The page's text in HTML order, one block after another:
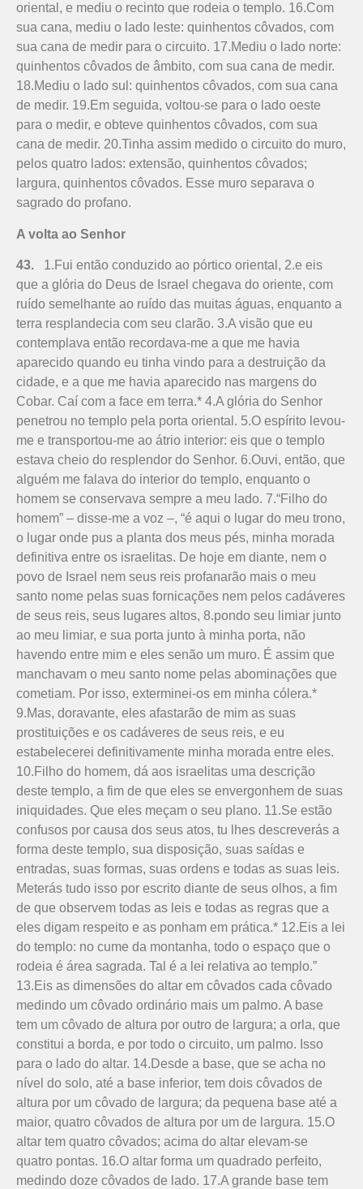
oriental, e mediu o recinto que rodeia o templo. 16.Com
sua cana, mediu o lado leste: qui­nhentos côvados, com
sua cana de medir para o circuito. 17.Mediu o lado norte:
quinhentos côvados de âmbito, com sua cana de medir.
18.Mediu o lado sul: qui­nhentos côvados, com sua cana
de medir. 19.Em seguida, voltou-se para o lado oeste
para o medir, e obteve quinhentos côvados, com sua
cana de medir. 20.Tinha assim medido o circuito do muro,
pelos quatro lados: extensão, quinhentos côvados;
largura, quinhentos côvados. Esse muro separava o
sagrado do profano.
A volta ao Senhor
43. 1.Fui então conduzido ao pórtico oriental, 2.e eis
que a glória do Deus de Israel chegava do oriente, com
ruído semelhante ao ruído das muitas águas, enquanto a
terra resplandecia com seu clarão. 3.A visão que eu
contemplava então recordava-me a que me havia
aparecido quando eu tinha vindo para a destruição da
cidade, e a que me havia aparecido nas margens do
Cobar. Caí com a face em terra.* 4.A glória do Senhor
penetrou no templo pela porta oriental. 5.O espírito levou-
me e transportou-me ao átrio interior: eis que o templo
estava cheio do resplendor do Se­nhor. 6.Ouvi, então, que
alguém me falava do interior do templo, enquanto o
homem se conservava sempre a meu lado. 7.“Filho do
homem” – disse-me a voz –, “é aqui o lugar do meu trono,
o lugar onde pus a planta dos meus pés, minha morada
definitiva entre os israelitas. De hoje em diante, nem o
povo de Israel nem seus reis profanarão mais o meu
santo nome pelas suas fornicações nem pelos cadáveres
de seus reis, seus lugares altos, 8.pondo seu limiar junto
ao meu limiar, e sua porta junto à minha porta, não
havendo entre mim e eles senão um muro. É assim que
manchavam o meu santo nome pelas abominações que
cometiam. Por isso, exterminei-os em minha cólera.*
9.Mas, doravante, eles afastarão de mim as suas
prostituições e os cadáveres de seus reis, e eu
estabelecerei definitivamente minha morada entre eles.
10.Filho do homem, dá aos israelitas uma descrição
deste templo, a fim de que eles se envergonhem de suas
iniquidades. Que eles meçam o seu plano. 11.Se estão
confusos por causa dos seus atos, tu lhes descreverás a
forma deste templo, sua disposição, suas saídas e
entradas, suas formas, suas ordens e todas as suas leis.
Meterás tudo isso por escrito diante de seus olhos, a fim
de que observem todas as leis e todas as regras que a
eles digam respeito e as ponham em prática.* 12.Eis a lei
do templo: no cume da montanha, todo o espaço que o
rodeia é área sagrada. Tal é a lei relativa ao templo.”
13.Eis as dimensões do altar em côvados cada côvado
medindo um côvado ordinário mais um palmo. A base
tem um côvado de altura por outro de largura; a orla, que
constitui a borda, e por todo o circuito, um palmo. Isso
para o lado do altar. 14.Desde a base, que se acha no
nível do solo, até a base inferior, tem dois côvados de
altura por um côvado de largura; da pequena base até a
maior, quatro côvados de altura por um de largura. 15.O
altar tem quatro côvados; acima do altar elevam-se
quatro pontas. 16.O altar forma um quadrado perfeito,
medindo doze côvados de lado. 17.A grande base tem